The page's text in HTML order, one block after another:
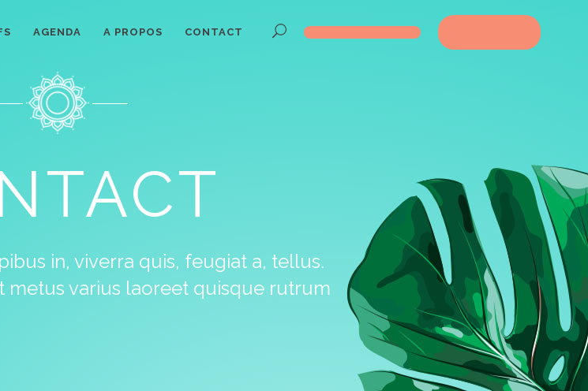
AGENDA A PROPOS CONTACT Réservez maintenant!
in, viverra quis, feugiat a, tellus.
metus varius laoreet quisque rutrum